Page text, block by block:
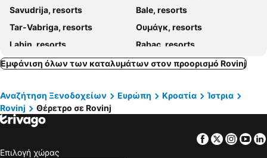
Savudrija, resorts
Bale, resorts
Tar-Vabriga, resorts
Ουμάγκ, resorts
Labin, resorts
Rabac, resorts
Εμφάνιση όλων των καταλυμάτων στον προορισμό Rovinj
Αναζήτηση Ξενοδοχείων Ευρώπη Κροατία
Ίστρια
Rovinj
Θέρετρο σε Rovinj
Facebook
Twitter
Επιλογή χώρας